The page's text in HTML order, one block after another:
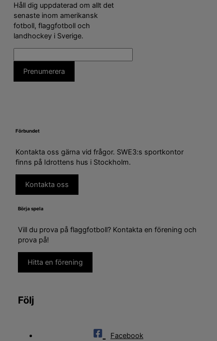
Håll dig uppdaterad om allt det
senaste inom amerikansk
fotboll, flaggfotboll och
landhockey i Sverige.
Förbundet
Kontakta oss gärna vid frågor. SWE3:s sportkontor
finns på Idrottens hus i Stockholm.
Kontakta oss
Börja spela
Vill du prova på flaggfotboll? Kontakta en förening och
prova på!
Hitta en förening
Följ
Facebook